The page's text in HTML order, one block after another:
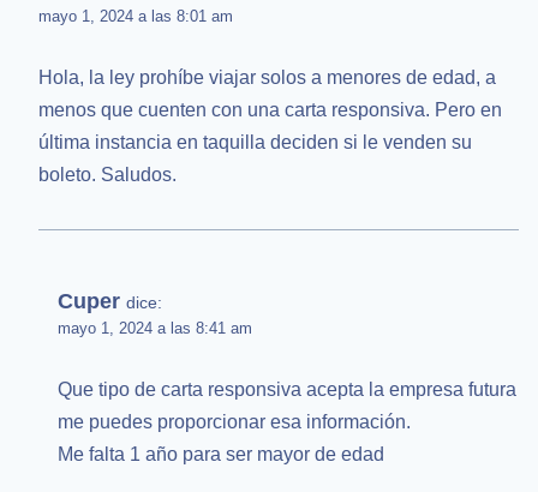
mayo 1, 2024 a las 8:01 am
Hola, la ley prohíbe viajar solos a menores de edad, a
menos que cuenten con una carta responsiva. Pero en
última instancia en taquilla deciden si le venden su
boleto. Saludos.
Cuper dice:
mayo 1, 2024 a las 8:41 am
Que tipo de carta responsiva acepta la empresa futura
me puedes proporcionar esa información.
Me falta 1 año para ser mayor de edad